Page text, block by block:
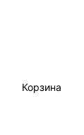
Корзина